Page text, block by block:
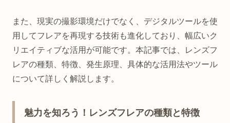
また、現実の撮影環境だけでなく、デジタルツールを使
用してフレアを再現する技術も進化しており、幅広いク
リエイティブな活用が可能です。本記事では、レンズフ
レアの種類、特徴、発生原理、具体的な活用法やツール
について詳しく解説します。
魅力を知ろう！レンズフレアの種類と特徴